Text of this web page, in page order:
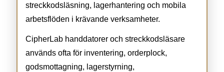
streckkodsläsning, lagerhantering och mobila
arbetsflöden i krävande verksamheter.
CipherLab handdatorer och streckkodsläsare
används ofta för inventering, orderplock,
godsmottagning, lagerstyrning,